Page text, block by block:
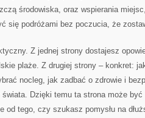
środowiska, oraz wspierania
się podróżami bez poczucia, że
Z jednej strony dostajesz
plaże. Z drugiej strony – konkret:
nocleg, jak zadbać o zdrowie i
Dzięki temu ta strona może
od tego, czy szukasz pomysłu na